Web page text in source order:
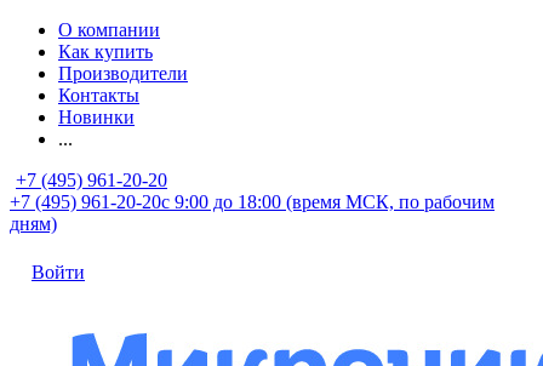
О компании
Как купить
Производители
Контакты
Новинки
...
+7 (495) 961-20-20
+7 (495) 961-20-20с 9:00 до 18:00 (время МСК, по рабочим
дням)
Войти